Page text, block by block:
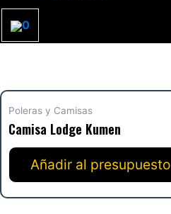
0
Poleras y Camisas
Camisa Lodge Kumen
Añadir al presupuesto